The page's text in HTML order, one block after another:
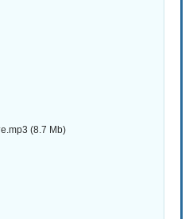
(8.7 Mb)